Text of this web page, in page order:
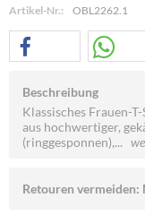
Artikel-Nr.:
OBL2262.1
Beschreibung
Klassisches Frauen-
aus hochwertiger,
(ringgesponnen),...
Retouren